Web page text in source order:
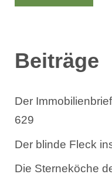
e
Beiträge
Der
629
Der blinde Fleck
Die Sterneköche